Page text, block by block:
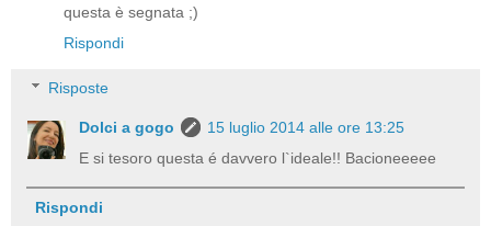
questa è segnata ;)
Rispondi
Risposte
Dolci a gogo
15 luglio 2014 alle ore 13:25
E si tesoro questa é davvero l`ideale!! Bacioneeeee
Rispondi